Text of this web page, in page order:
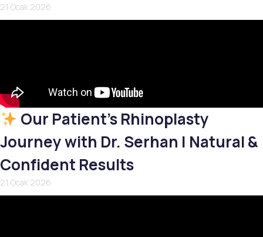
21 Ocak 2026
Our Patient’s Rhinoplasty
Journey with Dr. Serhan | Natural &
Confident Results
21 Ocak 2026